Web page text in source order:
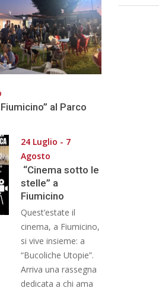
al Parco
24 Luglio - 7
Agosto
“Cinema sotto le
stelle” a
Fiumicino
Quest’estate il
cinema, a Fiumicino,
si vive insieme: a
“Bucoliche Utopie”.
Arriva una rassegna
dedicata a chi ama